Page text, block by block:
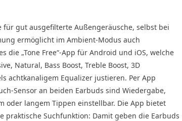
gut ausgefilterte Außengeräusche, selbst bei
ermöglicht im Ambient-Modus auch
die „Tone Free“-App für Android und iOS, welche
Natural, Bass Boost, Treble Boost, 3D
achtkanaligem Equalizer justieren. Per App
Sensor an beiden Earbuds sind Wiedergabe,
oder langem Tippen einstellbar. Die App bietet
Suchfunktion: Damit geben die Earbuds